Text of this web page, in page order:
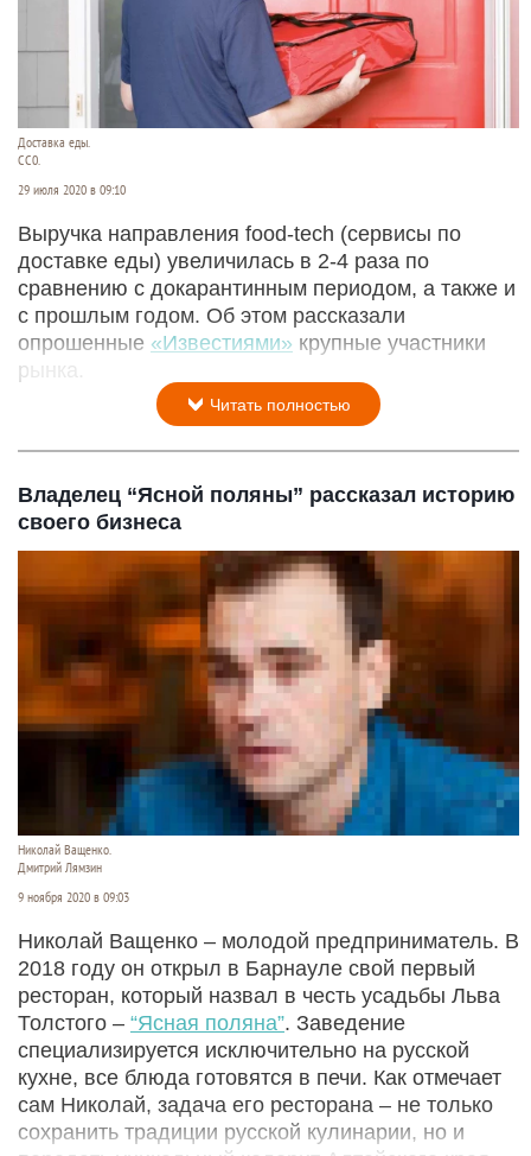
Доставка еды.
CC0.
29 июля 2020 в 09:10
Выручка направления food-tech (сервисы по
доставке еды) увеличилась в 2-4 раза по
сравнению с докарантинным периодом, а также и
с прошлым годом. Об этом рассказали
опрошенные «Известиями» крупные участники
рынка.
Читать полностью
Владелец “Ясной поляны” рассказал историю
своего бизнеса
Николай Ващенко.
Дмитрий Лямзин
9 ноября 2020 в 09:03
Николай Ващенко – молодой предприниматель. В
2018 году он открыл в Барнауле свой первый
ресторан, который назвал в честь усадьбы Льва
Толстого – “Ясная поляна”. Заведение
специализируется исключительно на русской
кухне, все блюда готовятся в печи. Как отмечает
сам Николай, задача его ресторана – не только
сохранить традиции русской кулинарии, но и